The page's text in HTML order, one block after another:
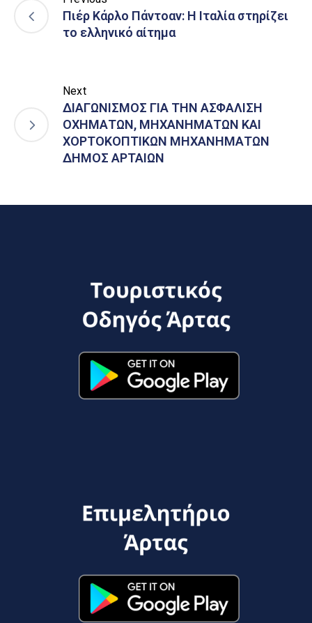
Πιέρ Κάρλο Πάντοαν: Η Ιταλία στηρίζει
το ελληνικό αίτημα
Next
ΔΙΑΓΩΝΙΣΜΟΣ ΓΙΑ ΤΗΝ ΑΣΦΑΛΙΣΗ
ΟΧΗΜΑΤΩΝ, ΜΗΧΑΝΗΜΑΤΩΝ ΚΑΙ
ΧΟΡΤΟΚΟΠΤΙΚΩΝ ΜΗΧΑΝΗΜΑΤΩΝ
ΔΗΜΟΣ ΑΡΤΑΙΩΝ